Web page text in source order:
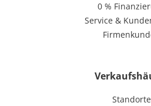
0 %
Service &
Standorte